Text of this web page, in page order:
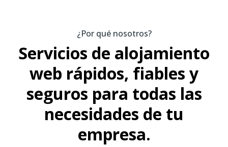
¿Por qué nosotros?
Servicios de alojamiento
web rápidos, fiables y
seguros para todas las
necesidades de tu
empresa.